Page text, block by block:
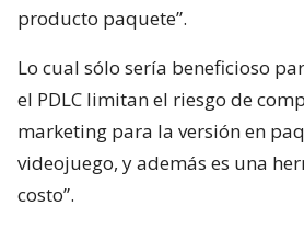
producto paquete”.
Lo cual sólo sería beneficioso
el PDLC limitan el riesgo de
marketing para la versión en
videojuego, y además es una
costo”.